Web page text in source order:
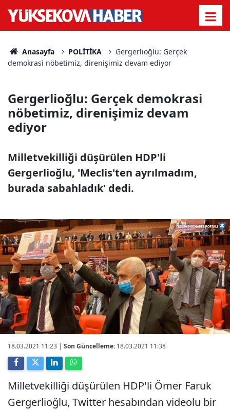
Anasayfa POLİTİKA
Gergerlioğlu: Gerçek
demokrasi nöbetimiz, direnişimiz devam ediyor
Gergerlioğlu: Gerçek demokrasi
nöbetimiz, direnişimiz devam
ediyor
Milletvekilliği düşürülen HDP'li
Gergerlioğlu, 'Meclis'ten ayrılmadım,
burada sabahladık' dedi.
18.03.2021 11:23 | Son Güncelleme: 18.03.2021 11:38
Milletvekilliği düşürülen HDP'li Ömer Faruk
Gergerlioğlu, Twitter hesabından videolu bir